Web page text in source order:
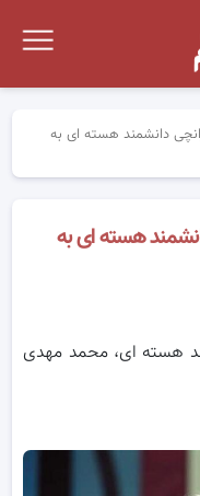
دانشمند هسته ای به
هسته ای به
هسته ای، محمد مهدی